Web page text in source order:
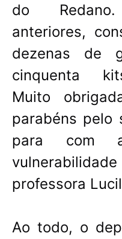
do
anteriores,
dezenas de
cinquenta
Muito
parabéns pelo
para com
professora
Ao todo, o